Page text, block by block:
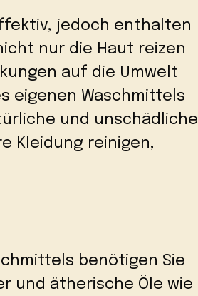
jedoch enthalten
nur die Haut reizen
auf die Umwelt
eigenen Waschmittels
und unschädliche
Kleidung reinigen,
benötigen Sie
und ätherische Öle wie